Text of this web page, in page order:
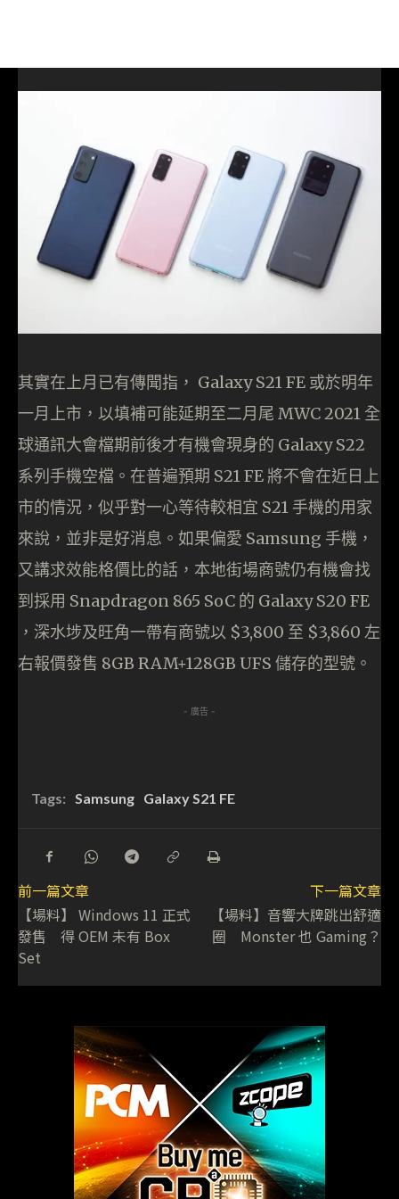
其實在上月已有傳聞指， Galaxy S21 FE 或於明年
一月上市，以填補可能延期至二月尾 MWC 2021 全
球通訊大會檔期前後才有機會現身的 Galaxy S22
系列手機空檔。在普遍預期 S21 FE 將不會在近日上
市的情況，似乎對一心等待較相宜 S21 手機的用家
來說，並非是好消息。如果偏愛 Samsung 手機，
又講求效能格價比的話，本地街場商號仍有機會找
到採用 Snapdragon 865 SoC 的 Galaxy S20 FE
，深水埗及旺角一帶有商號以 $3,800 至 $3,860 左
右報價發售 8GB RAM+128GB UFS 儲存的型號。
- 廣告 -
Tags: Samsung Galaxy S21 FE
前一篇文章
【場料】 Windows 11 正式
發售 得 OEM 未有 Box
Set
下一篇文章
【場料】音響大牌跳出舒適
圈 Monster 也 Gaming？